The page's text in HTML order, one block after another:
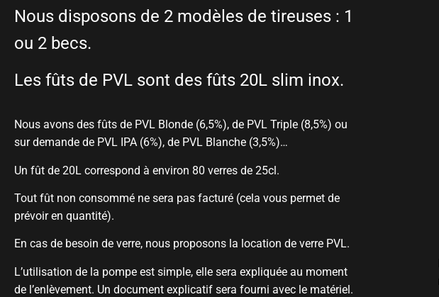
Nous disposons de 2 modèles de tireuses : 1
ou 2 becs.
Les fûts de PVL sont des fûts 20L slim inox.
Nous avons des fûts de PVL Blonde (6,5%), de PVL Triple (8,5%) ou
sur demande de PVL IPA (6%), de PVL Blanche (3,5%)…
Un fût de 20L correspond à environ 80 verres de 25cl.
Tout fût non consommé ne sera pas facturé (cela vous permet de
prévoir en quantité).
En cas de besoin de verre, nous proposons la location de verre PVL.
L’utilisation de la pompe est simple, elle sera expliquée au moment
de l’enlèvement. Un document explicatif sera fourni avec le matériel.